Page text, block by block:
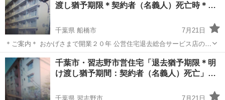
渡し猶予期限＊契約者（名義人）死亡時＊…
千葉県 船橋市
7月21日
＊ご案内＊ おかげさまで開業２０年 公営住宅退去総合サービス店のＦ
ＲＳ本店です 船橋市営団地・市川市営団地退去時に義務付けられてい
る お部屋の原状回復は当店へお任せ下さい お電話１本 年中無休 ...
千葉 船橋市 リサイクルショップ 営団
千葉市・習志野市営住宅「退去猶予期限＊明
け渡し猶予期間：契約者（名義人）死亡」…
千葉県 習志野市 7月21日